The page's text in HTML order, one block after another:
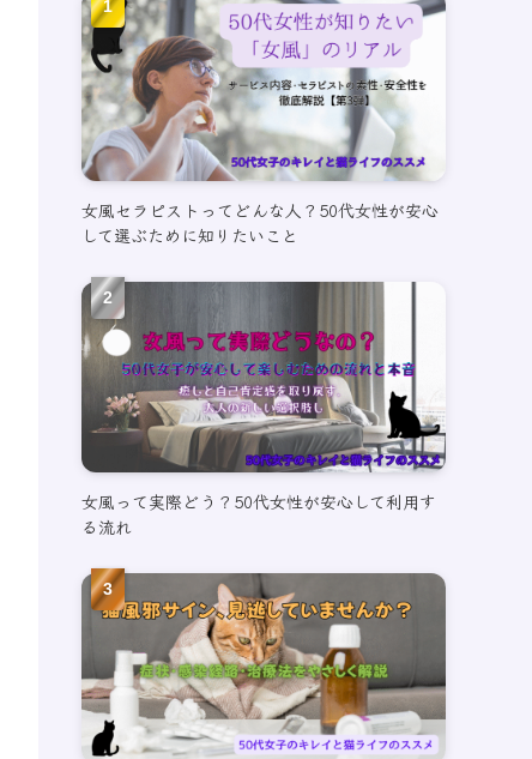
女風セラピストってどんな人？50代女性が安心
して選ぶために知りたいこと
女風って実際どう？50代女性が安心して利用す
る流れ